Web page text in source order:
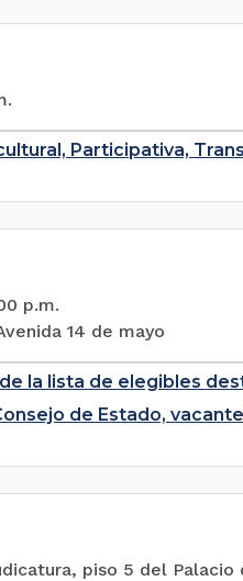
Participativa,
p.m.
14 de mayo
la lista de elegibles
de Estado,
piso 5 del